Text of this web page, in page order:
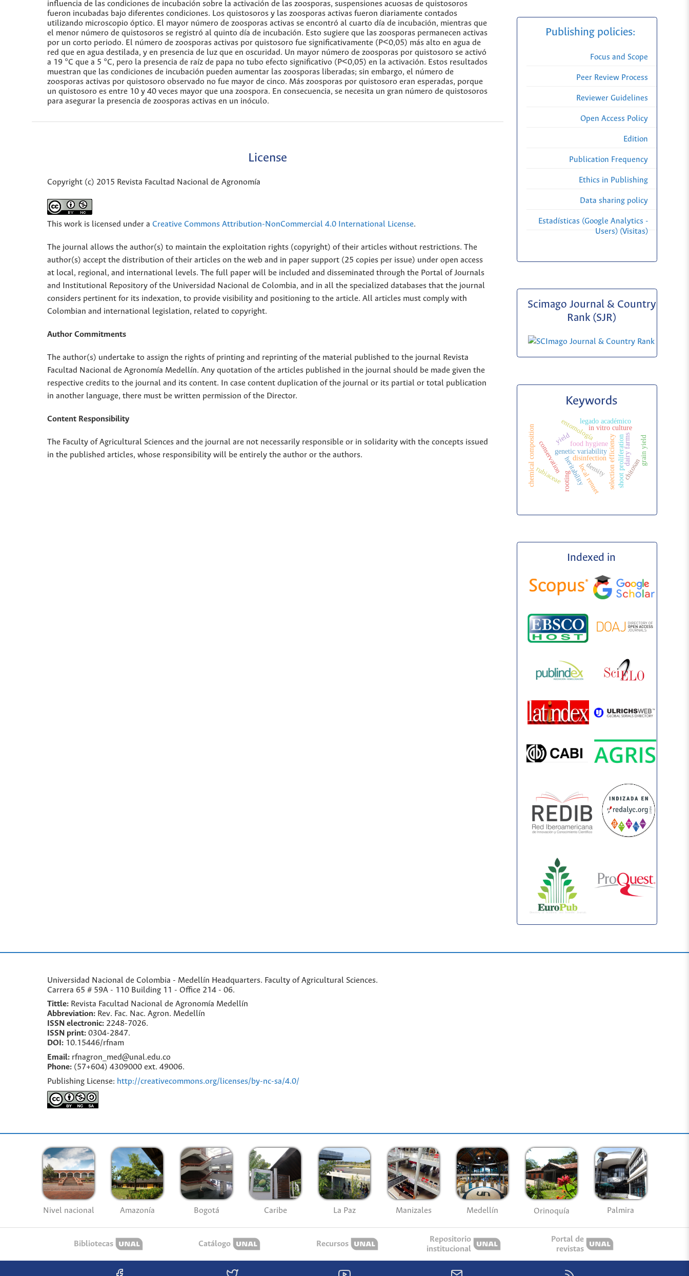
influencia de las condiciones de incubación sobre la activación de las zoosporas, suspensiones acuosas de quistosoros
fueron incubadas bajo diferentes condiciones. Los quistosoros y las zoosporas activas fueron diariamente contados
utilizando microscopio óptico. El mayor número de zoosporas activas se encontró al cuarto día de incubación, mientras que
el menor número de quistosoros se registró al quinto día de incubación. Esto sugiere que las zoosporas permanecen activas
por un corto periodo. El número de zoosporas activas por quistosoro fue significativamente (P<0,05) más alto en agua de
red que en agua destilada, y en presencia de luz que en oscuridad. Un mayor número de zoosporas por quistosoro se activó
a 19 °C que a 5 °C, pero la presencia de raíz de papa no tubo efecto significativo (P<0,05) en la activación. Estos resultados
muestran que las condiciones de incubación pueden aumentar las zoosporas liberadas; sin embargo, el número de
zoosporas activas por quistosoro observado no fue mayor de cinco. Más zoosporas por quistosoro eran esperadas, porque
un quistosoro es entre 10 y 40 veces mayor que una zoospora. En consecuencia, se necesita un gran número de quistosoros
para asegurar la presencia de zoosporas activas en un inóculo.
License
Copyright (c) 2015 Revista Facultad Nacional de Agronomía
This work is licensed under a Creative Commons Attribution-NonCommercial 4.0 International License.
The journal allows the author(s) to maintain the exploitation rights (copyright) of their articles without restrictions. The
author(s) accept the distribution of their articles on the web and in paper support (25 copies per issue) under open access
at local, regional, and international levels. The full paper will be included and disseminated through the Portal of Journals
and Institutional Repository of the Universidad Nacional de Colombia, and in all the specialized databases that the journal
considers pertinent for its indexation, to provide visibility and positioning to the article. All articles must comply with
Colombian and international legislation, related to copyright.
Author Commitments
The author(s) undertake to assign the rights of printing and reprinting of the material published to the journal Revista
Facultad Nacional de Agronomía Medellín. Any quotation of the articles published in the journal should be made given the
respective credits to the journal and its content. In case content duplication of the journal or its partial or total publication
in another language, there must be written permission of the Director.
Content Responsibility
The Faculty of Agricultural Sciences and the journal are not necessarily responsible or in solidarity with the concepts issued
in the published articles, whose responsibility will be entirely the author or the authors.
Publishing policies:
Focus and Scope
Peer Review Process
Reviewer Guidelines
Open Access Policy
Edition
Publication Frequency
Ethics in Publishing
Data sharing policy
Estadísticas (Google Analytics -
Users) (Visitas)
Scimago Journal & Country
Rank (SJR)
Keywords
genetic variability
heritability selection efficiency
yield
conservation disinfection
in vitro culture
rooting
rubiaceae shoot proliferation
chemical composition dairy farms
food hygiene
entomologíalegado académico
local rennet chitosan
grain yield
density
Indexed in
Universidad Nacional de Colombia - Medellín Headquarters. Faculty of Agricultural Sciences.
Carrera 65 # 59A - 110 Building 11 - Office 214 - 06.
Tittle: Revista Facultad Nacional de Agronomía Medellín
Abbreviation: Rev. Fac. Nac. Agron. Medellín
ISSN electronic: 2248-7026.
ISSN print: 0304-2847.
DOI: 10.15446/rfnam
Email: rfnagron_med@unal.edu.co
Phone: (57+604) 4309000 ext. 49006.
Publishing License: http://creativecommons.org/licenses/by-nc-sa/4.0/
Nivel nacional Amazonía Bogotá Caribe La Paz Manizales Medellín Orinoquía Palmira
Bibliotecas Catálogo Recursos
Repositorio
institucional
Portal de
revistas